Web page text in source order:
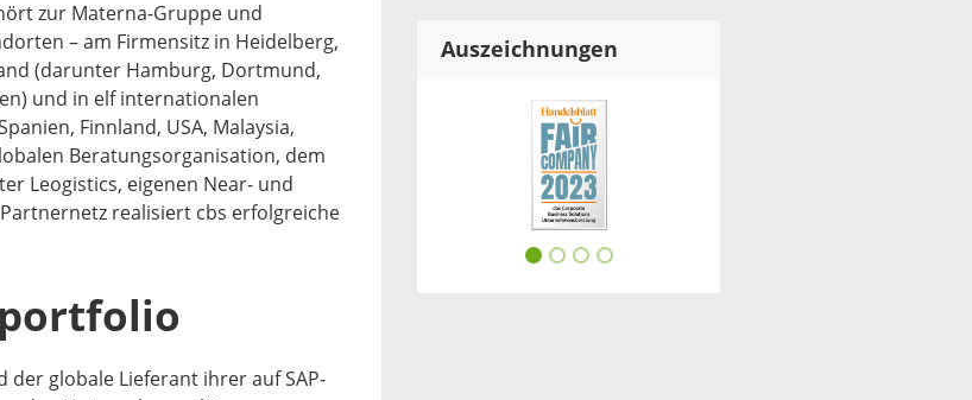
zur Materna-Gruppe und
– am Firmensitz in Heidelberg,
(darunter Hamburg, Dortmund,
und in elf internationalen
Finnland, USA, Malaysia,
Beratungsorganisation, dem
Leogistics, eigenen Near- und
realisiert cbs erfolgreiche
globale Lieferant ihrer auf SAP-
Auszeichnungen